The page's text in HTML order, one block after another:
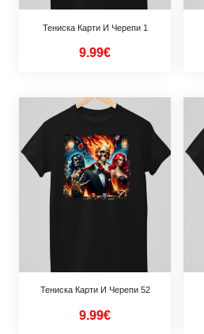
Тениска Карти И Черепи 1
9.99€
Тениска Карти И Черепи 52
9.99€